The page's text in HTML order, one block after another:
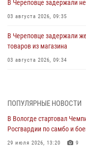
В Череповце задержали
03 августа 2026, 09:35
В Череповце задержали
товаров из магазина
03 августа 2026, 09:34
самбо
ЗА МИНУВШУЮ НЕДЕЛЮ
ОХРАНЫ РОСГВАРДИИ В
ПОПУЛЯРНЫЕ НОВОСТИ
В Вологде стартовал
Росгвардии по самбо и
29 июля 2026, 13:20 9